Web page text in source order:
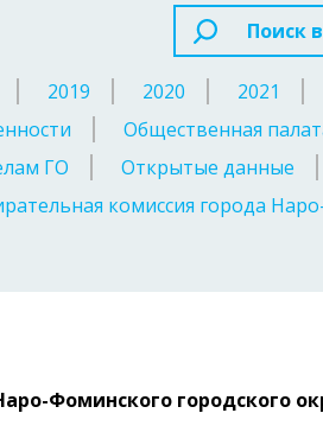
Поиск
2019 2020 2021
Общественная
ГО
Открытые данные
комиссия города
Фоминского городского